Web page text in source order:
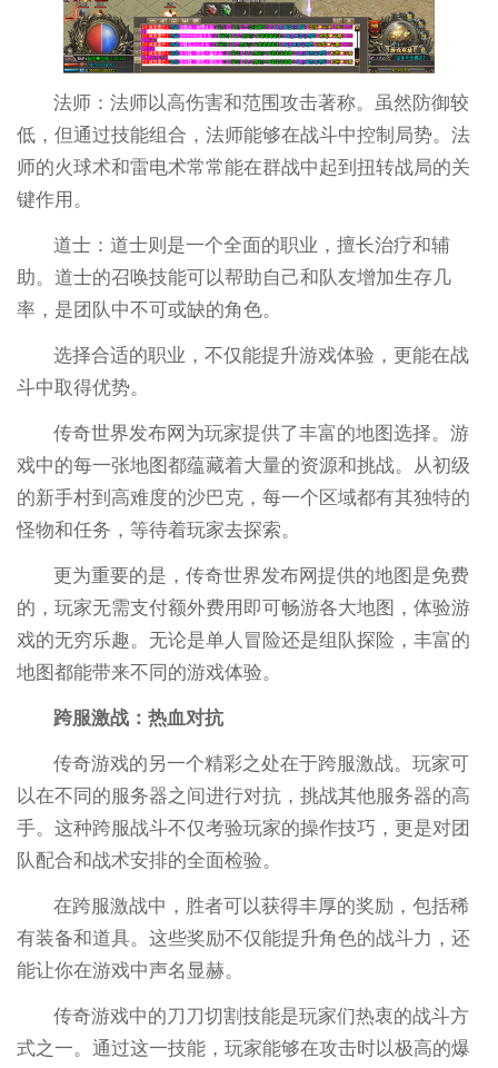
法师：法师以高伤害和范围攻击著称。虽然防御较
低，但通过技能组合，法师能够在战斗中控制局势。法
师的火球术和雷电术常常能在群战中起到扭转战局的关
键作用。
道士：道士则是一个全面的职业，擅长治疗和辅
助。道士的召唤技能可以帮助自己和队友增加生存几
率，是团队中不可或缺的角色。
选择合适的职业，不仅能提升游戏体验，更能在战
斗中取得优势。
传奇世界发布网为玩家提供了丰富的地图选择。游
戏中的每一张地图都蕴藏着大量的资源和挑战。从初级
的新手村到高难度的沙巴克，每一个区域都有其独特的
怪物和任务，等待着玩家去探索。
更为重要的是，传奇世界发布网提供的地图是免费
的，玩家无需支付额外费用即可畅游各大地图，体验游
戏的无穷乐趣。无论是单人冒险还是组队探险，丰富的
地图都能带来不同的游戏体验。
跨服激战：热血对抗
传奇游戏的另一个精彩之处在于跨服激战。玩家可
以在不同的服务器之间进行对抗，挑战其他服务器的高
手。这种跨服战斗不仅考验玩家的操作技巧，更是对团
队配合和战术安排的全面检验。
在跨服激战中，胜者可以获得丰厚的奖励，包括稀
有装备和道具。这些奖励不仅能提升角色的战斗力，还
能让你在游戏中声名显赫。
传奇游戏中的刀刀切割技能是玩家们热衷的战斗方
式之一。通过这一技能，玩家能够在攻击时以极高的爆